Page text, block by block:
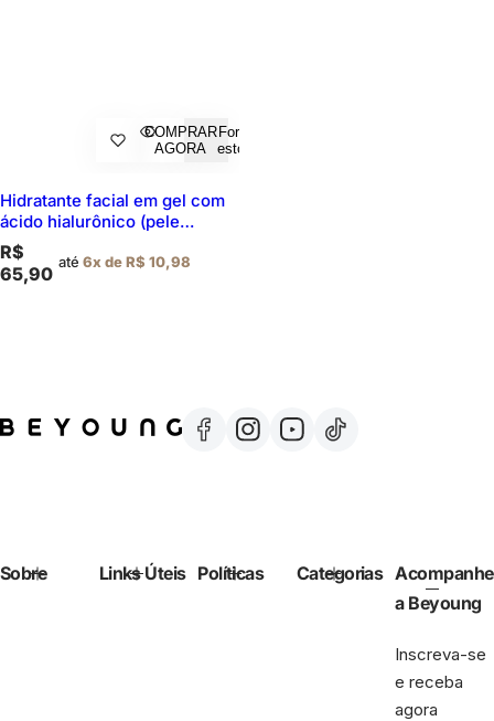
COMPRAR
AGORA
Fora de
estoque
Hidratante facial em gel com
ácido hialurônico (pele
refrescante)
Preço normal
R$
65,90
até 6x de R$ 10,98
Sobre Links Úteis Políticas Categorias Acompanhe
a Beyoung
Inscreva-se
e receba
agora